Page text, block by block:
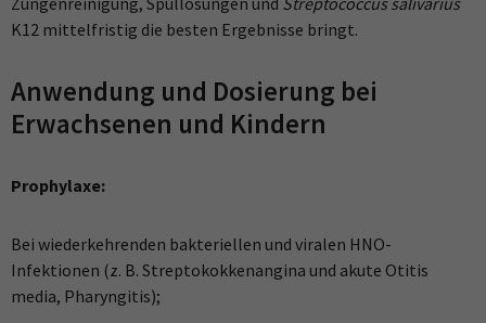
K12 mittelfristig die besten Ergebnisse bringt.
Anwendung und Dosierung bei
Erwachsenen und Kindern
Prophylaxe:
Bei wiederkehrenden bakteriellen und viralen HNO-
Infektionen (z. B. Streptokokkenangina und akute Otitis
media, Pharyngitis);